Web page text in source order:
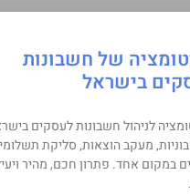
של חשבונות
בישראל
לניהול חשבונות לעסקים
מעקב הוצאות, סליקת
במקום אחד. פתרון חכם, מהיר